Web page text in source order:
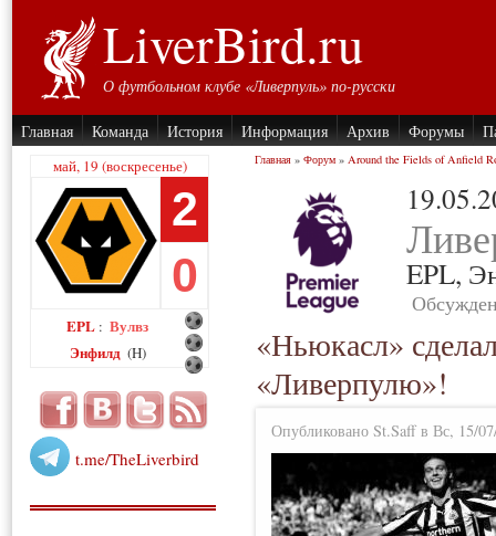
LiverBird.ru
О футбольном клубе «Ливерпуль» по-русски
Главная Команда История Информация Архив Форумы
май, 19 (воскресенье)
2
0
EPL : Вулвз
Энфилд (H)
t.me/TheLiverbird
Главная » Форум » Around the Fields of Anfield
EPL,
«Ньюкасл»
«Ливерпулю»!
Опубликовано St.Saff в Вс, 15/